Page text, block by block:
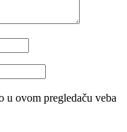
u ovom pregledaču veba